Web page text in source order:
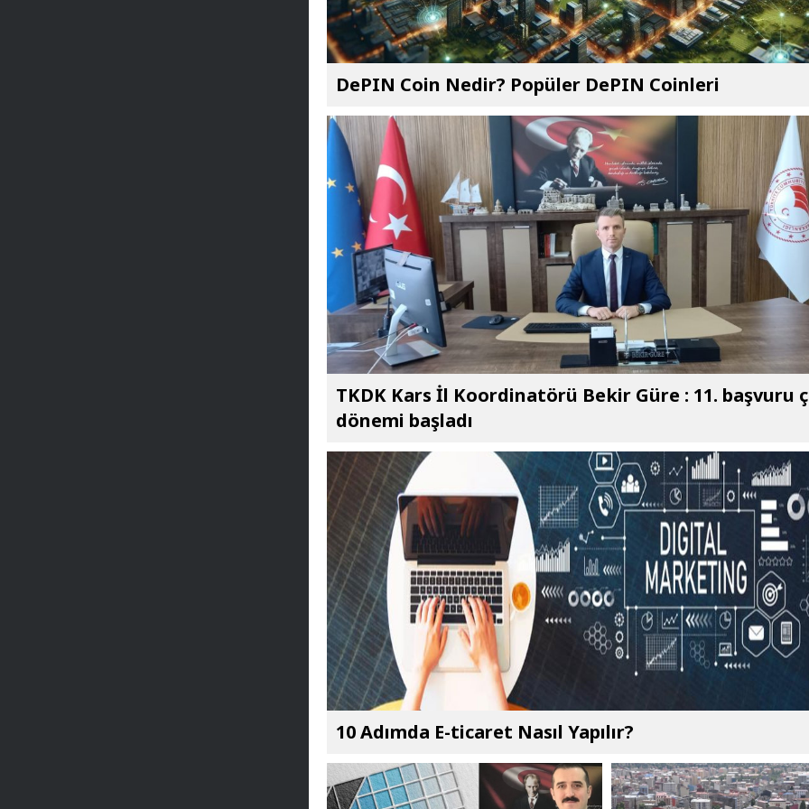
DePIN Coin Nedir? Popüler DePIN Coinleri
TKDK Kars İl Koordinatörü Bekir Güre : 11. başvuru
dönemi başladı
10 Adımda E-ticaret Nasıl Yapılır?